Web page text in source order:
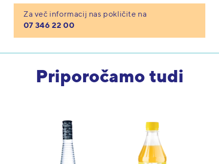
Za več informacij nas pokličite na
07 346 22 00
Priporočamo tudi